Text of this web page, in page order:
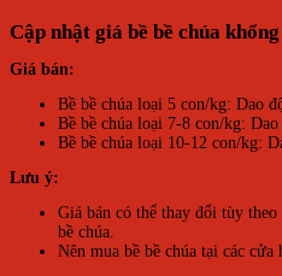
Cập nhật giá bề bề chúa
Giá bán:
Bề bề chúa loại 5 con/kg: Dao
Bề bề chúa loại 7-8 con/kg:
Bề bề chúa loại 10-12 con/kg:
Lưu ý:
Giá bán có thể thay đổi tùy
bề chúa.
Nên mua bề bề chúa tại các